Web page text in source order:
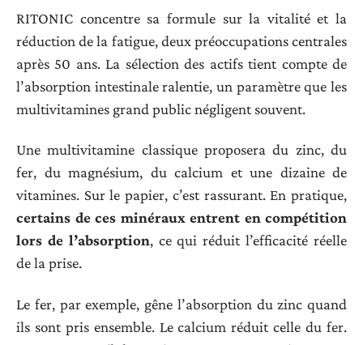
RITONIC concentre sa formule sur la vitalité et la
réduction de la fatigue, deux préoccupations centrales
après 50 ans. La sélection des actifs tient compte de
l’absorption intestinale ralentie, un paramètre que les
multivitamines grand public négligent souvent.
Une multivitamine classique proposera du zinc, du
fer, du magnésium, du calcium et une dizaine de
vitamines. Sur le papier, c’est rassurant. En pratique,
certains de ces minéraux entrent en compétition
lors de l’absorption, ce qui réduit l’efficacité réelle
de la prise.
Le fer, par exemple, gêne l’absorption du zinc quand
ils sont pris ensemble. Le calcium réduit celle du fer.